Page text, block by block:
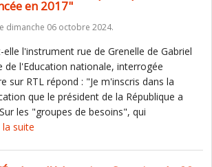
en 2017"
dimanche 06 octobre 2024.
l'instrument rue de Grenelle de Gabriel
de l'Education nationale, interrogée
sur RTL répond : "Je m'inscris dans la
que le président de la République a
les "groupes de besoins", qui
la suite